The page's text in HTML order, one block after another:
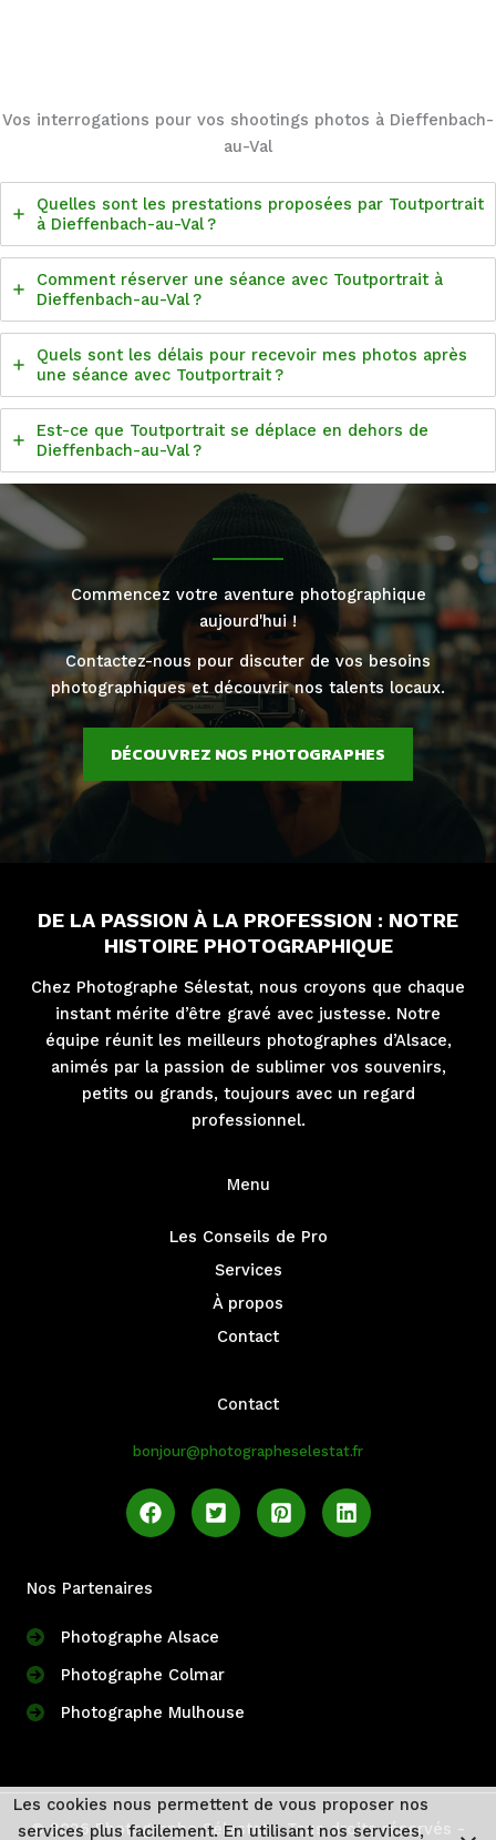
Vos interrogations pour vos shootings photos à Dieffenbach-
au-Val
Quelles sont les prestations proposées par Toutportrait
à Dieffenbach-au-Val ?
Comment réserver une séance avec Toutportrait à
Dieffenbach-au-Val ?
Quels sont les délais pour recevoir mes photos après
une séance avec Toutportrait ?
Est-ce que Toutportrait se déplace en dehors de
Dieffenbach-au-Val ?
Commencez votre aventure photographique
aujourd'hui !
Contactez-nous pour discuter de vos besoins
photographiques et découvrir nos talents locaux.
DÉCOUVREZ NOS PHOTOGRAPHES
DE LA PASSION À LA PROFESSION : NOTRE
HISTOIRE PHOTOGRAPHIQUE
Chez Photographe Sélestat, nous croyons que chaque
instant mérite d’être gravé avec justesse. Notre
équipe réunit les meilleurs photographes d’Alsace,
animés par la passion de sublimer vos souvenirs,
petits ou grands, toujours avec un regard
professionnel.
Menu
Les Conseils de Pro
Services
À propos
Contact
Contact
bonjour@photographeselestat.fr
Nos Partenaires
Photographe Alsace
Photographe Colmar
Photographe Mulhouse
© 2026 Photographe Sélestat - Tous droits réservés -
Les cookies nous permettent de vous proposer nos
services plus facilement. En utilisant nos services,